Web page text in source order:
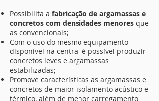
Possibilita a fabricação de argamassas e
concretos com densidades menores que
as convencionais;
Com o uso do mesmo equipamento
disponível na central é possível produzir
concretos leves e argamassas
estabilizadas;
Promove características as argamassas e
concretos de maior isolamento acústico e
térmico, além de menor carregamento